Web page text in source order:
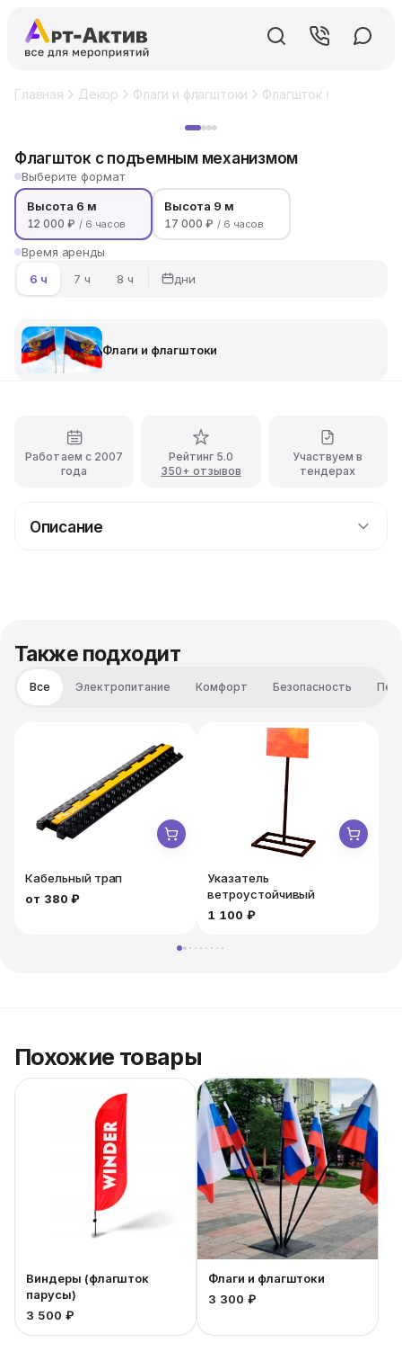
Главная Декор Флаги и флагштоки Флагшток с
Флагшток с подъемным механизмом
Выберите формат
Высота 6 м
12 000 ₽ / 6 часов
Высота 9 м
17 000 ₽ / 6 часов
Время аренды
6 ч
7 ч 8 ч дни
Флаги и флагштоки
Работаем с 2007
года
Рейтинг 5.0
350+ отзывов
Участвуем в
тендерах
Описание
Также подходит
Все Электропитание Комфорт Безопасность
Кабельный трап
от 380 ₽
Указатель
ветроустойчивый
1 100 ₽
Похожие товары
Виндеры (флагшток
парусы)
3 500 ₽
Флаги и флагштоки
3 300 ₽